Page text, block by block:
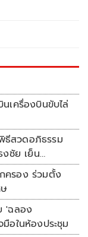
เครื่องบินขับไล่
ธีสวดอภิธรรม
งชัย เย็น
ครอง ร่วมตั้ง
'ฉลอง
อในห้องประชุม